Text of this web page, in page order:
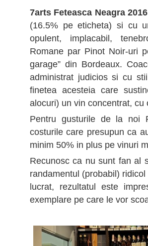
7arts Feteasca Neagra
(16.5% pe eticheta) si cu
opulent, implacabil,
Romane par Pinot Noir-uri
garage” din Bordeaux.
administrat judicios si cu
finetea acesteia care
alocuri) un vin concentrat,
Pentru gusturile de la noi
costurile care presupun ca
minim 50% in plus pe vinuri
Recunosc ca nu sunt fan al
randamentul (probabil)
lucrat, rezultatul este
exemplare pe care le vor